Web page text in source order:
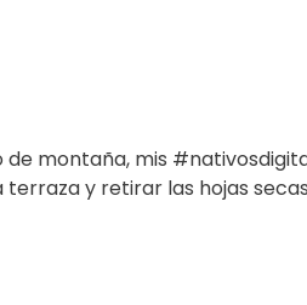
montaña, mis
y retirar las hojas